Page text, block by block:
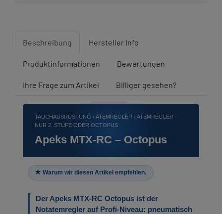
Beschreibung Hersteller Info
Produktinformationen Bewertungen
Ihre Frage zum Artikel Billiger gesehen?
TAUCHAUSRÜSTUNG › ATEMREGLER › ATEMREGLER –
NUR 2. STUFE ODER OCTOPUS
Apeks MTX-RC – Octopus
Warum wir diesen Artikel empfehlen.
Der Apeks MTX-RC Octopus ist der
Notatemregler auf Profi-Niveau: pneumatisch